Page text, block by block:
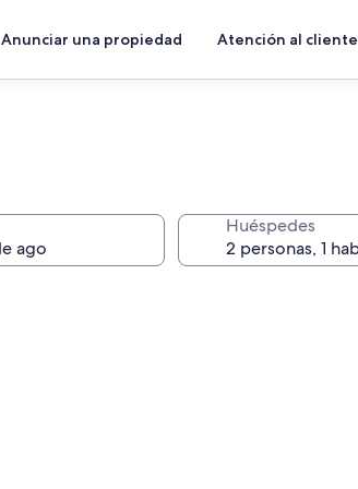
Anunciar una propiedad Atención al cliente
Huéspedes